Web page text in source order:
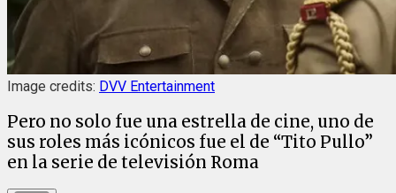
Image credits: DVV Entertainment
Pero no solo fue una estrella de cine, uno de
sus roles más icónicos fue el de “Tito Pullo”
en la serie de televisión Roma